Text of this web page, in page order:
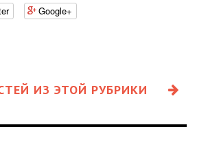
Google+
ИЗ ЭТОЙ РУБРИКИ